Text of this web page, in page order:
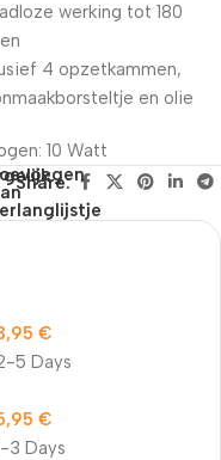
werking tot 180
4 opzetkammen,
en olie
10 Watt
Share:
5 Days
€
3 Days
€